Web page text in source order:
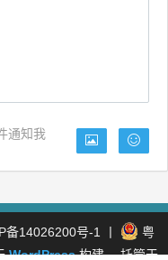
通知我
备14026200号-1
粤
WordPress构建， 托管于